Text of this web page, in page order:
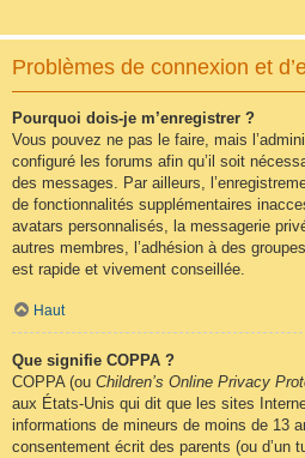
Problèmes de connexion et
Pourquoi dois-je m’enregistrer ?
Vous pouvez ne pas le faire, mais
configuré les forums afin qu’il soit
des messages. Par ailleurs,
de fonctionnalités supplémentaires
avatars personnalisés, la messagerie
autres membres, l’adhésion à des
est rapide et vivement conseillée.
Haut
Que signifie COPPA ?
COPPA (ou Children’s Online Privacy
aux États-Unis qui dit que les sites
informations de mineurs de moins de 13
consentement écrit des parents (ou d’un